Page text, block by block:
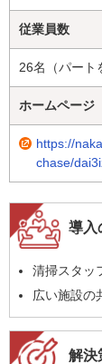
従業員数
26名（パート
ホームページ
https://
chase/
導入
清掃スタッ
広い施設の
解決